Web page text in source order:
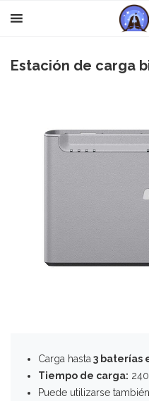
Estación de carga
Carga hasta 3 baterías
Tiempo de carga:
Puede utilizarse